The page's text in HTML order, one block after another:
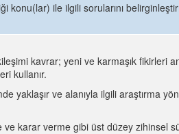
konu(lar) ile ilgili sorularını
kavrar; yeni ve karmaşık fikirleri
kullanır.
yaklaşır ve alanıyla ilgili araştırma
ve karar verme gibi üst düzey zihinsel